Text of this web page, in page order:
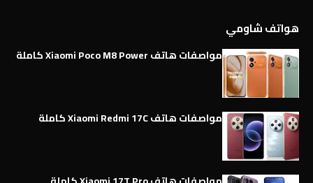
هواتف شاومي
مواصفات هاتف Xiaomi Poco M8 Power كاملة
مواصفات هاتف Xiaomi Redmi 17C كاملة